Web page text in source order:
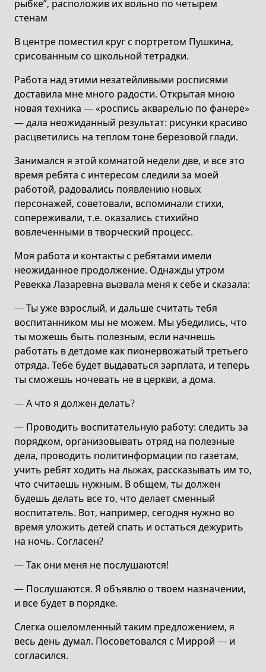
рыбке”, расположив их вольно по четырем
стенам
В центре поместил круг с портретом Пушкина,
срисованным со школьной тетрадки.
Работа над этими незатейливыми росписями
доставила мне много радости. Открытая мною
новая техника — «роспись акварелью по фанере»
— дала неожиданный результат: рисунки красиво
расцветились на теплом тоне березовой глади.
Занимался я этой комнатой недели две, и все это
время ребята с интересом следили за моей
работой, радовались появлению новых
персонажей, советовали, вспоминали стихи,
сопереживали, т.е. оказались стихийно
вовлеченными в творческий процесс.
Моя работа и контакты с ребятами имели
неожиданное продолжение. Однажды утром
Ревекка Лазаревна вызвала меня к себе и сказала:
— Ты уже взрослый, и дальше считать тебя
воспитанником мы не можем. Мы убедились, что
ты можешь быть полезным, если начнешь
работать в детдоме как пионервожатый третьего
отряда. Тебе будет выдаваться зарплата, и теперь
ты сможешь ночевать не в церкви, а дома.
— А что я должен делать?
— Проводить воспитательную работу: следить за
порядком, организовывать отряд на полезные
дела, проводить политинформации по газетам,
учить ребят ходить на лыжах, рассказывать им то,
что считаешь нужным. В общем, ты должен
будешь делать все то, что делает сменный
воспитатель. Вот, например, сегодня нужно во
время уложить детей спать и остаться дежурить
на ночь. Согласен?
— Так они меня не послушаются!
— Послушаются. Я объявлю о твоем назначении,
и все будет в порядке.
Слегка ошеломленный таким предложением, я
весь день думал. Посоветовался с Миррой — и
согласился.